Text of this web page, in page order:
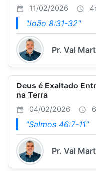
11/02/2026
"João 8:31-32"
Pr. Val
Deus é Exaltado
na Terra
04/02/2026
"Salmos 46:7-11"
Pr. Val